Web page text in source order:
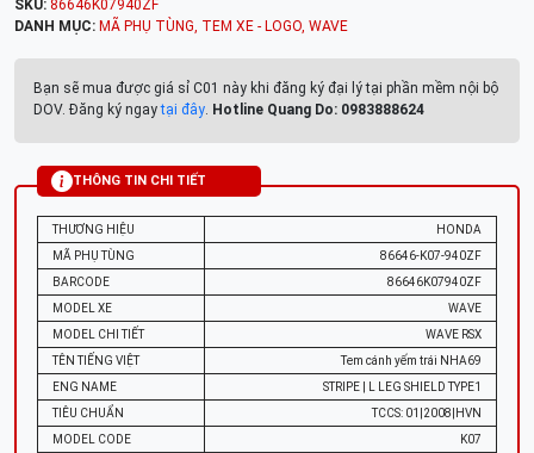
SKU: 86646K07940ZF
DANH MỤC: MÃ PHỤ TÙNG, TEM XE - LOGO, WAVE
Bạn sẽ mua được giá sỉ C01 này khi đăng ký đại lý tại phần mềm nội bộ
DOV. Đăng ký ngaytại đây. Hotline Quang Do: 0983888624
THÔNG TIN CHI TIẾT
THƯƠNG HIỆU
HONDA
MÃ PHỤ TÙNG
86646-K07-940ZF
BARCODE
86646K07940ZF
MODEL XE
WAVE
MODEL CHI TIẾT
WAVE RSX
TÊN TIẾNG VIỆT
Tem cánh yếm trái NHA69
ENG NAME
STRIPE | L LEG SHIELD TYPE1
TIÊU CHUẨN
TCCS: 01|2008|HVN
MODEL CODE
K07